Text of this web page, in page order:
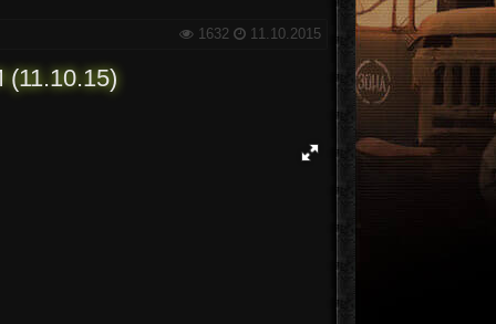
1632 11.10.2015